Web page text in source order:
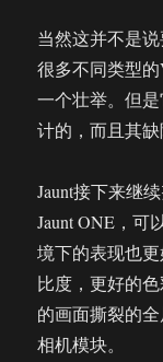
当然这并不是
很多不同类型
一个壮举。但
计的，而且其缺
Jaunt接下来继
Jaunt ONE，可
境下的表现也
比度，更好的
的画面撕裂的
相机模块。